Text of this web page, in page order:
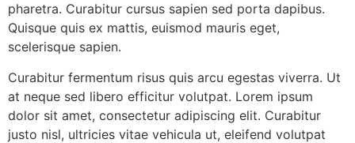
pharetra. Curabitur cursus sapien sed porta dapibus.
Quisque quis ex mattis, euismod mauris eget,
scelerisque sapien.
Curabitur fermentum risus quis arcu egestas viverra. Ut
at neque sed libero efficitur volutpat. Lorem ipsum
dolor sit amet, consectetur adipiscing elit. Curabitur
justo nisl, ultricies vitae vehicula ut, eleifend volutpat